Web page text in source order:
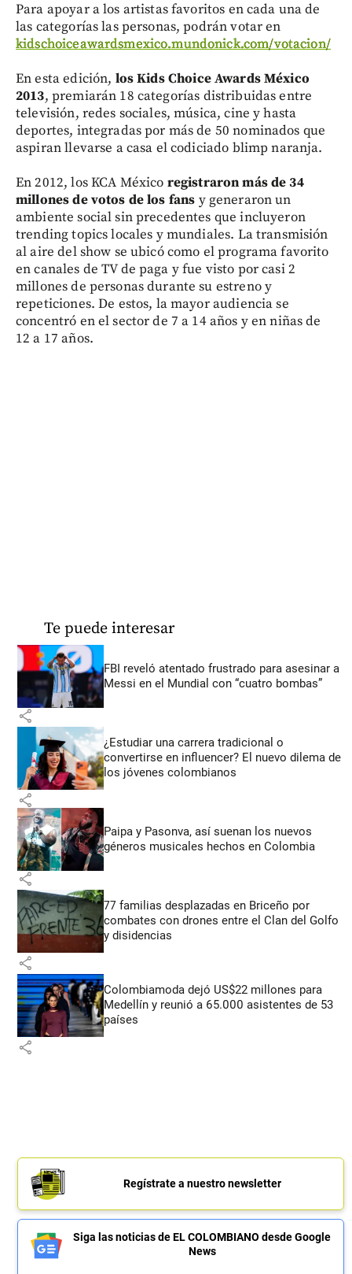
Para apoyar a los artistas favoritos en cada una de
las categorías las personas, podrán votar en
kidschoiceawardsmexico.mundonick.com/votacion/
En esta edición, los Kids Choice Awards México
2013, premiarán 18 categorías distribuidas entre
televisión, redes sociales, música, cine y hasta
deportes, integradas por más de 50 nominados que
aspiran llevarse a casa el codiciado blimp naranja.
En 2012, los KCA México registraron más de 34
millones de votos de los fans y generaron un
ambiente social sin precedentes que incluyeron
trending topics locales y mundiales. La transmisión
al aire del show se ubicó como el programa favorito
en canales de TV de paga y fue visto por casi 2
millones de personas durante su estreno y
repeticiones. De estos, la mayor audiencia se
concentró en el sector de 7 a 14 años y en niñas de
12 a 17 años.
Te puede interesar
FBI reveló atentado frustrado para asesinar a
Messi en el Mundial con “cuatro bombas”
share
¿Estudiar una carrera tradicional o
convertirse en influencer? El nuevo dilema de
los jóvenes colombianos
share
Paipa y Pasonva, así suenan los nuevos
géneros musicales hechos en Colombia
share
77 familias desplazadas en Briceño por
combates con drones entre el Clan del Golfo
y disidencias
share
Colombiamoda dejó US$22 millones para
Medellín y reunió a 65.000 asistentes de 53
países
share
Regístrate a nuestro newsletter
Siga las noticias de EL COLOMBIANO desde Google
News